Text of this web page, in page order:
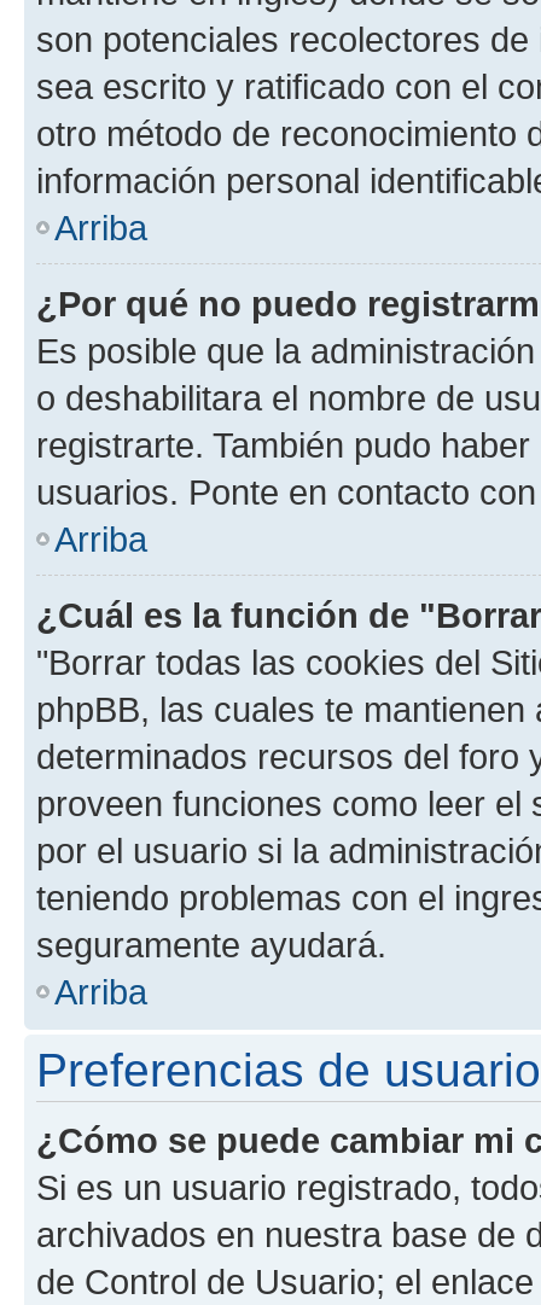
son potenciales recolectores
sea escrito y ratificado con el
otro método de reconocimiento
información personal
Arriba
¿Por qué no puedo
Es posible que la
o deshabilitara el nombre de
registrarte. También pudo
usuarios. Ponte en contacto
Arriba
¿Cuál es la función de
"Borrar todas las cookies del
phpBB, las cuales te
determinados recursos del foro
proveen funciones como leer el
por el usuario si la
teniendo problemas con el
seguramente ayudará.
Arriba
Preferencias de
¿Cómo se puede cambiar mi
Si es un usuario registrado,
archivados en nuestra base de
de Control de Usuario; el